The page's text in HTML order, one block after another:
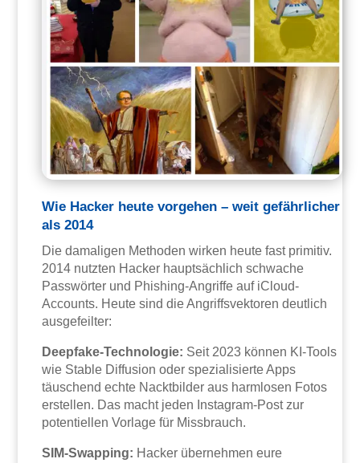
Wie Hacker heute vorgehen – weit gefährlicher
als 2014
Die damaligen Methoden wirken heute fast primitiv.
2014 nutzten Hacker hauptsächlich schwache
Passwörter und Phishing-Angriffe auf iCloud-
Accounts. Heute sind die Angriffsvektoren deutlich
ausgefeilter:
Deepfake-Technologie: Seit 2023 können KI-Tools
wie Stable Diffusion oder spezialisierte Apps
täuschend echte Nacktbilder aus harmlosen Fotos
erstellen. Das macht jeden Instagram-Post zur
potentiellen Vorlage für Missbrauch.
SIM-Swapping: Hacker übernehmen eure